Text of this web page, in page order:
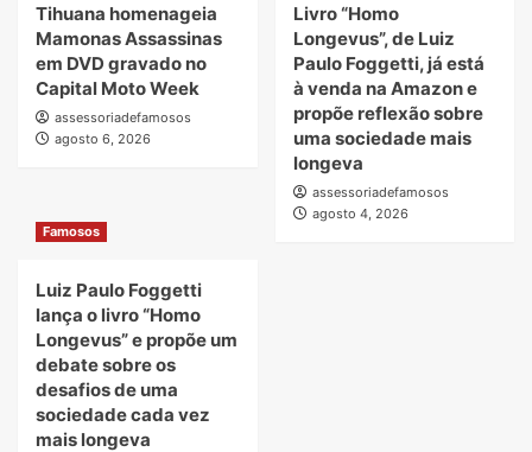
Tihuana homenageia
Mamonas Assassinas
em DVD gravado no
Capital Moto Week
assessoriadefamosos
agosto 6, 2026
Livro “Homo
Longevus”, de Luiz
Paulo Foggetti, já está
à venda na Amazon e
propõe reflexão sobre
uma sociedade mais
longeva
assessoriadefamosos
agosto 4, 2026
Famosos
Luiz Paulo Foggetti
lança o livro “Homo
Longevus” e propõe um
debate sobre os
desafios de uma
sociedade cada vez
mais longeva